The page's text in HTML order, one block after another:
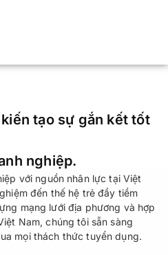
tạo sự gắn kết tốt
nghiệp.
với nguồn nhân lực tại Việt
đến thế hệ trẻ đầy tiềm
mạng lưới địa phương và hợp
Nam, chúng tôi sẵn sàng
mọi thách thức tuyển dụng.